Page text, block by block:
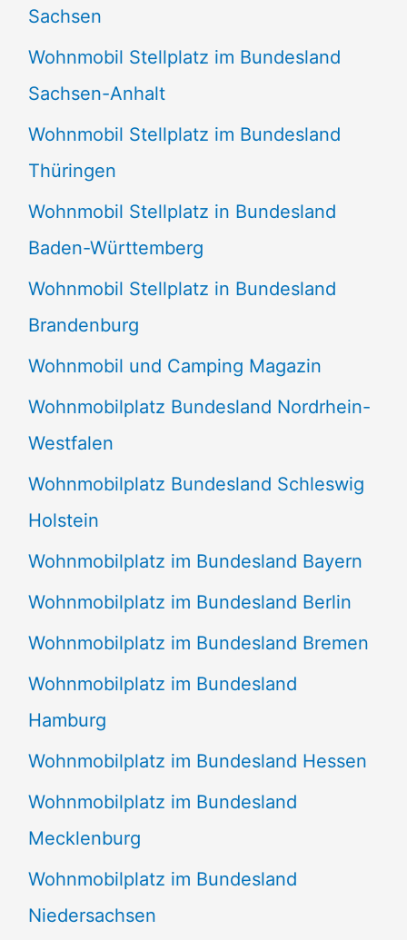
Sachsen
Wohnmobil Stellplatz im Bundesland
Sachsen-Anhalt
Wohnmobil Stellplatz im Bundesland
Thüringen
Wohnmobil Stellplatz in Bundesland
Baden-Württemberg
Wohnmobil Stellplatz in Bundesland
Brandenburg
Wohnmobil und Camping Magazin
Wohnmobilplatz Bundesland Nordrhein-
Westfalen
Wohnmobilplatz Bundesland Schleswig
Holstein
Wohnmobilplatz im Bundesland Bayern
Wohnmobilplatz im Bundesland Berlin
Wohnmobilplatz im Bundesland Bremen
Wohnmobilplatz im Bundesland
Hamburg
Wohnmobilplatz im Bundesland Hessen
Wohnmobilplatz im Bundesland
Mecklenburg
Wohnmobilplatz im Bundesland
Niedersachsen